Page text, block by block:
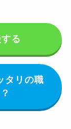
る
タリの職